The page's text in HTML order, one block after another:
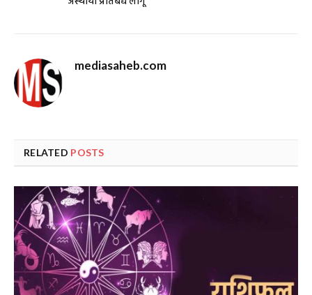
mediasaheb.com
RELATED POSTS